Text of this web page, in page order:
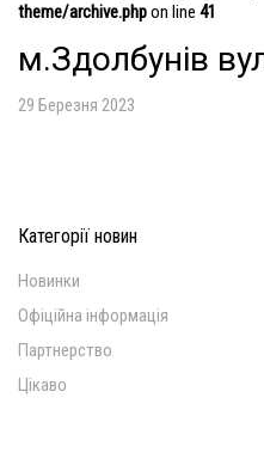
theme/archive.phpon line 41
м.Здолбунів
29 Березня 2023
Категорії новин
Новинки
Офіційна інформація
Партнерство
Цікаво